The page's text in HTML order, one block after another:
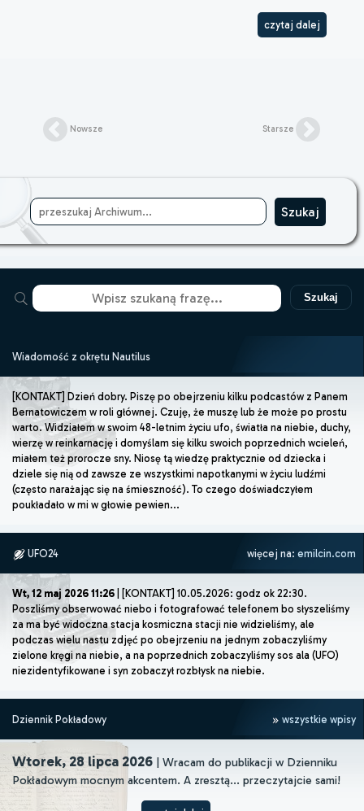
czytaj dalej
Nowsze Starsze
Szukaj
Wiadomość z okrętu Nautilus
[KONTAKT] Dzień dobry. Piszę po obejrzeniu kilku podcastów z Panem
Bernatowiczem w roli głównej. Czuję, że muszę lub że może po prostu
warto. Widziałem w swoim 48-letnim życiu ufo, światła na niebie, duchy,
wierzę w reinkarnację i domyślam się kilku swoich poprzednich wcieleń,
miałem też prorocze sny. Niosę tą wiedzę praktycznie od dziecka i
dziele się nią od zawsze ze wszystkimi napotkanymi w życiu ludźmi
(często narażając się na śmieszność). To czego doświadczyłem
poukładało w mi w głowie pewien...
UFO24 więcej na: emilcin.com
Wt, 12 maj 2026 11:26 | [KONTAKT] 10.05.2026: godz ok 22:30.
Poszliśmy obserwować niebo i fotografować telefonem bo słyszeliśmy
za ma być widoczna stacja kosmiczna stacji nie widzieliśmy, ale
podczas wielu nastu zdjęć po obejrzeniu na jednym zobaczyliśmy
zielone kręgi na niebie, a na poprzednich zobaczyliśmy sos ala (UFO)
niezidentyfikowane i syn zobaczył rozbłysk na niebie.
Dziennik Pokładowy wszystkie wpisy
Wtorek, 28 lipca 2026 | Wracam do publikacji w Dzienniku
Pokładowym mocnym akcentem. A zresztą... przeczytajcie sami!